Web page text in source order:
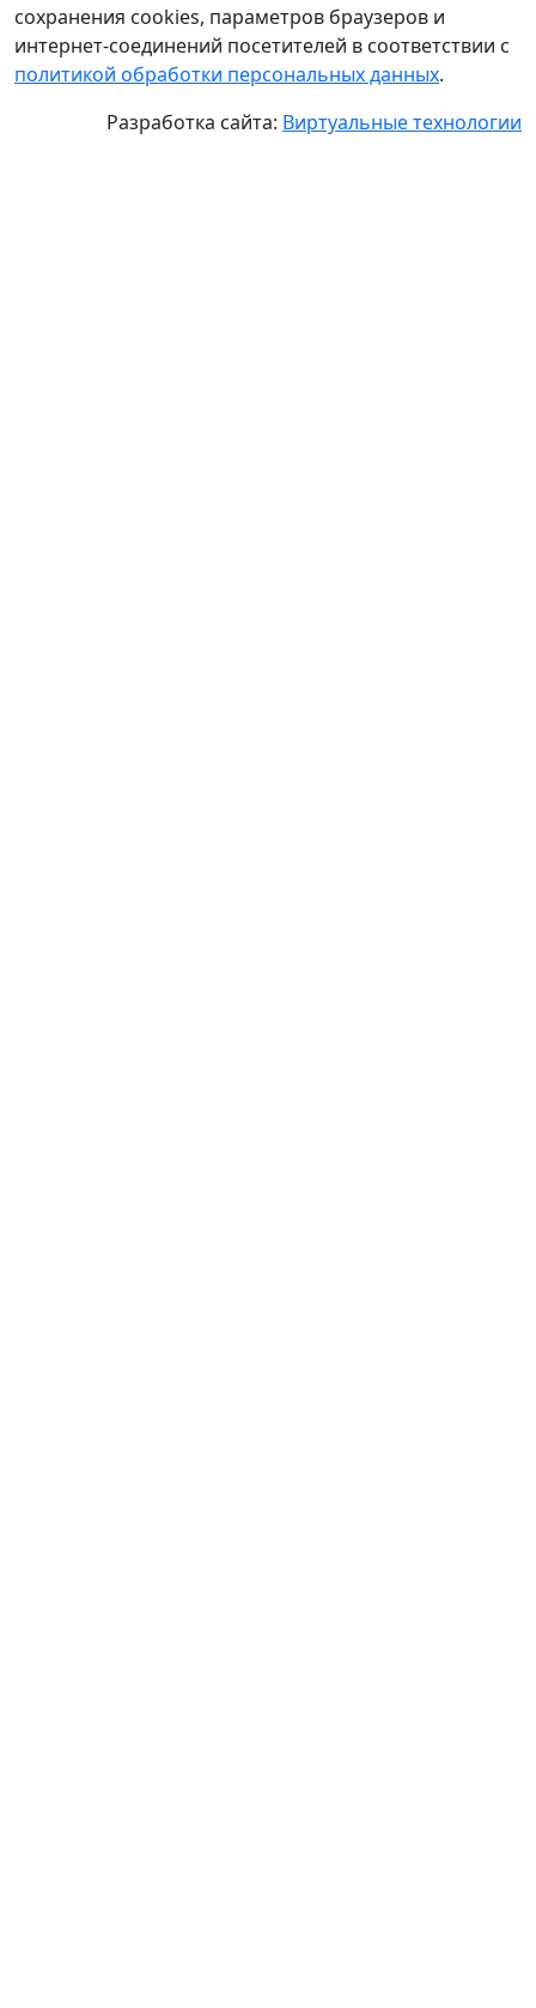
сохранения cookies, параметров браузеров и
интернет-соединений посетителей в соответствии с
политикой обработки персональных данных.
Разработка сайта: Виртуальные технологии